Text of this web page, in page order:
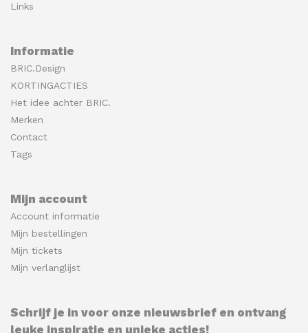
Links
Informatie
BRIC.Design
KORTINGACTIES
Het idee achter BRIC.
Merken
Contact
Tags
Mijn account
Account informatie
Mijn bestellingen
Mijn tickets
Mijn verlanglijst
Schrijf je in voor onze nieuwsbrief en ontvang
leuke inspiratie en unieke acties!